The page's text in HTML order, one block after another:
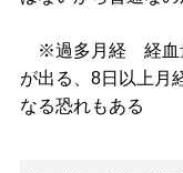
※過多月経 経血
が出る、8日以上月
なる恐れもある